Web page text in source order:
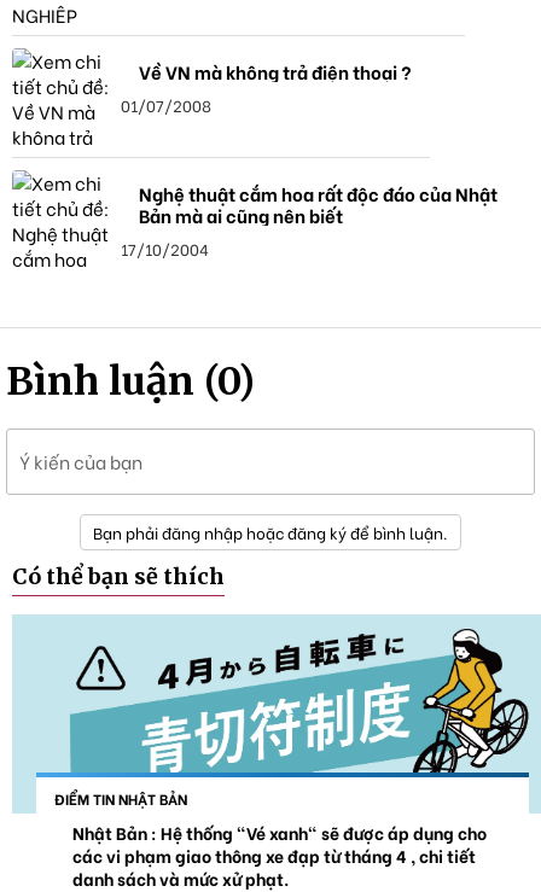
Về VN mà không trả điện thoại ?
01/07/2008
Nghệ thuật cắm hoa rất độc đáo của Nhật
Bản mà ai cũng nên biết
17/10/2004
Bình luận (0)
Ý kiến của bạn
Bạn phải đăng nhập hoặc đăng ký để bình luận.
Có thể bạn sẽ thích
ĐIỂM TIN NHẬT BẢN
Nhật Bản : Hệ thống "Vé xanh" sẽ được áp dụng cho
các vi phạm giao thông xe đạp từ tháng 4 , chi tiết
danh sách và mức xử phạt.